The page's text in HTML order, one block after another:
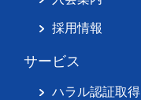
採用情報
サービス
ハラル認証取得